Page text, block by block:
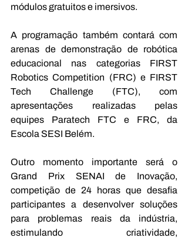
módulos gratuitos e imersivos.
A programação também contará com
arenas de demonstração de robótica
educacional nas categorias FIRST
Robotics Competition (FRC) e FIRST
Tech Challenge (FTC), com
apresentações realizadas pelas
equipes Paratech FTC e FRC, da
Escola SESI Belém.
Outro momento importante será o
Grand Prix SENAI de Inovação,
competição de 24 horas que desafia
participantes a desenvolver soluções
para problemas reais da indústria,
estimulando criatividade,